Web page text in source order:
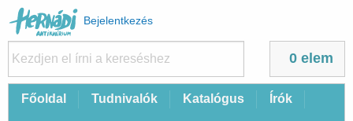
Felhasználói
fiók
menüje
Bejelentkezés
0 elem
FőFőoldal Tudnivalók Katalógus Írók